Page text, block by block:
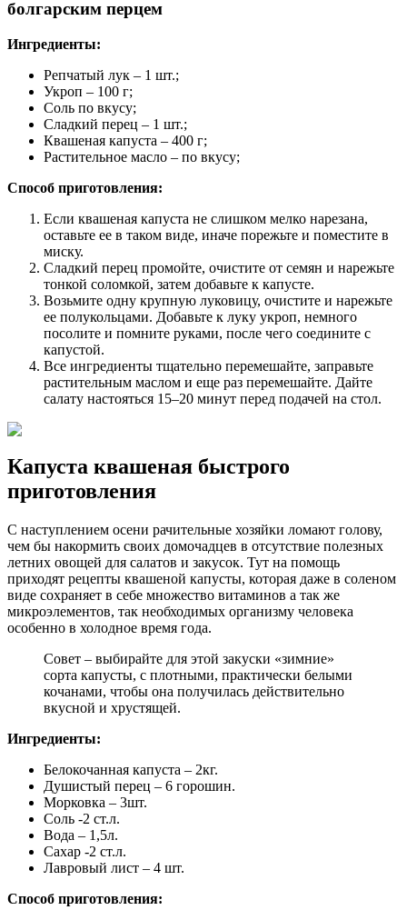
болгарским перцем
Ингредиенты:
Репчатый лук – 1 шт.;
Укроп – 100 г;
Соль по вкусу;
Сладкий перец – 1 шт.;
Квашеная капуста – 400 г;
Растительное масло – по вкусу;
Способ приготовления:
Если квашеная капуста не слишком мелко нарезана,
оставьте ее в таком виде, иначе порежьте и поместите в
миску.
Сладкий перец промойте, очистите от семян и нарежьте
тонкой соломкой, затем добавьте к капусте.
Возьмите одну крупную луковицу, очистите и нарежьте
ее полукольцами. Добавьте к луку укроп, немного
посолите и помните руками, после чего соедините с
капустой.
Все ингредиенты тщательно перемешайте, заправьте
растительным маслом и еще раз перемешайте. Дайте
салату настояться 15–20 минут перед подачей на стол.
Капуста квашеная быстрого
приготовления
С наступлением осени рачительные хозяйки ломают голову,
чем бы накормить своих домочадцев в отсутствие полезных
летних овощей для салатов и закусок. Тут на помощь
приходят рецепты квашеной капусты, которая даже в соленом
виде сохраняет в себе множество витаминов а так же
микроэлементов, так необходимых организму человека
особенно в холодное время года.
Совет – выбирайте для этой закуски «зимние»
сорта капусты, с плотными, практически белыми
кочанами, чтобы она получилась действительно
вкусной и хрустящей.
Ингредиенты:
Белокочанная капуста – 2кг.
Душистый перец – 6 горошин.
Морковка – 3шт.
Соль -2 ст.л.
Вода – 1,5л.
Сахар -2 ст.л.
Лавровый лист – 4 шт.
Способ приготовления: